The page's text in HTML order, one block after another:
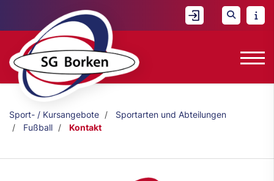
Sport- / Kursangebote
Sportarten und Abteilungen
Fußball
Kontakt